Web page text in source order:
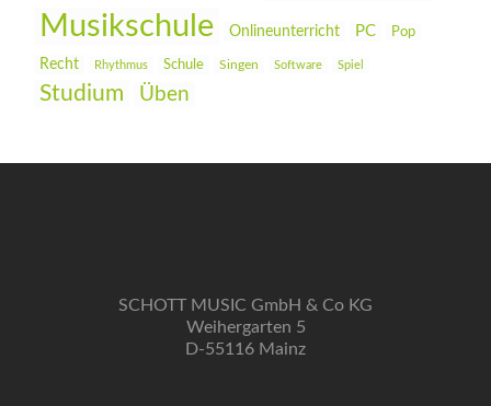
Musikschule Onlineunterricht PC Pop
Recht Rhythmus Schule Singen Software Spiel
Studium Üben
SCHOTT MUSIC GmbH & Co KG
Weihergarten 5
D-55116 Mainz